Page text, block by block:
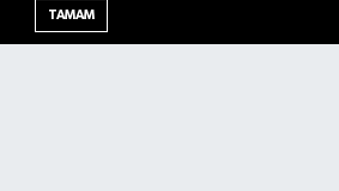
TAMAM